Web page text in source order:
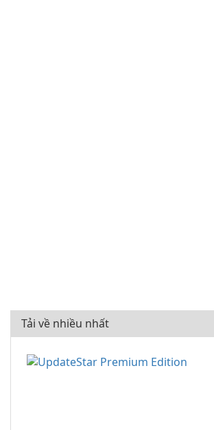
Tải về nhiều nhất